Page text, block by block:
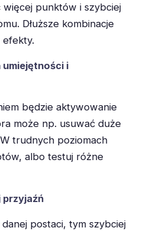
punktów i szybciej
Dłuższe kombinacje
efekty.
i
będzie aktywowanie
może np. usuwać duże
trudnych poziomach
albo testuj różne
przyjaźń
postaci, tym szybciej